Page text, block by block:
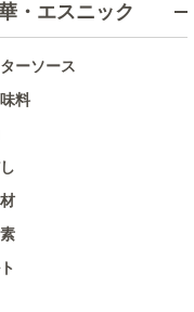
・エスニック
ーソース
料